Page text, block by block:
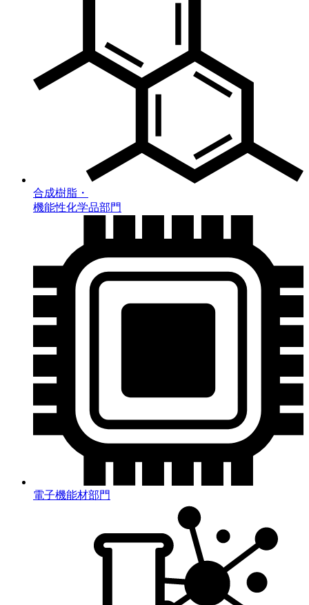
合成樹脂・
機能性化学品部門
電子機能材部門